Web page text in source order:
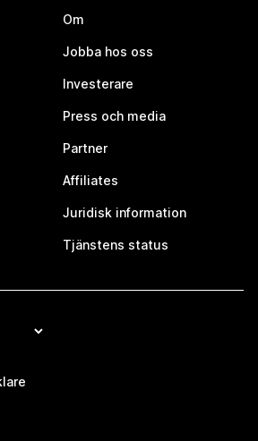
Om
Jobba hos oss
Investerare
Press och media
Partner
Affiliates
Juridisk information
Tjänstens status